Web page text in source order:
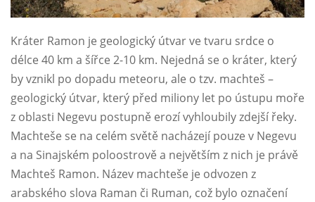
Kráter Ramon je geologický útvar ve tvaru srdce o
délce 40 km a šířce 2-10 km. Nejedná se o kráter, který
by vznikl po dopadu meteoru, ale o tzv. machteš –
geologický útvar, který před miliony let po ústupu moře
z oblasti Negevu postupně erozí vyhloubily zdejší řeky.
Machteše se na celém světě nacházejí pouze v Negevu
a na Sinajském poloostrově a největším z nich je právě
Machteš Ramon. Název machteše je odvozen z
arabského slova Raman či Ruman, což bylo označení